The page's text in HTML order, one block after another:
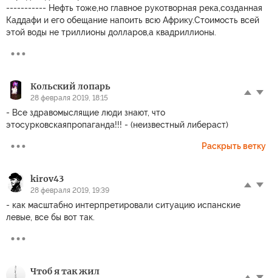
----------- Нефть тоже,но главное рукотворная река,созданная
Каддафи и его обещание напоить всю Африку.Стоимость всей
этой воды не триллионы долларов,а квадриллионы.
Кольский лопарь
28 февраля 2019, 18:15
- Все здравомыслящие люди знают, что
этосурковскаяпропаганда!!! - (неизвестный либераст)
Раскрыть ветку
kirov43
28 февраля 2019, 19:39
- как масштабно интерпретировали ситуацию испанские
левые, все бы вот так.
Чтоб я так жил